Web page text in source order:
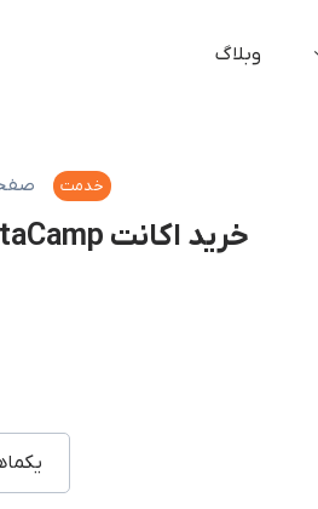
وبلاگ
خدمت
خرید اکانت DataCamp دیتا کمپ با ایمیل شما (ارزان)